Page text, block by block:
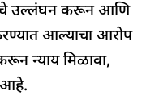
उल्लंघन करून आणि
आल्याचा आरोप
न्याय मिळावा,
आहे.